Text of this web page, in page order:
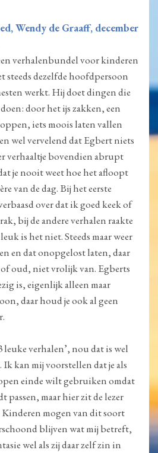
Wendy de Graaff, december
verhalenbundel voor kinderen
steeds dezelfde hoofdpersoon
werkt. Hij doet dingen die
door het ijs zakken, een
iets moois laten vallen
wel vervelend dat Egbert niets
verhaaltje bovendien abrupt
je nooit weet hoe het afloopt
van de dag. Bij het eerste
over dat ik goed keek of
bij de andere verhalen raakte
is het niet. Steeds maar weer
en dat onopgelost laten, daar
oud, niet vrolijk van. Egberts
is, eigenlijk alleen maar
daar houd je ook al geen
verhalen’, nou dat is wel
kan mij voorstellen dat je als
einde wilt gebruiken omdat
passen, maar hier zit de lezer
Kinderen mogen van dit soort
blijven wat mij betreft,
wel als zij daar zelf zin in